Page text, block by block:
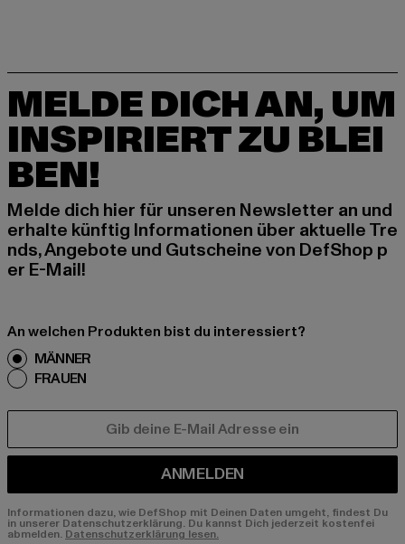
MELDE DICH AN, UM
INSPIRIERT ZU BLEI
BEN!
Melde dich hier für unseren Newsletter an und
erhalte künftig Informationen über aktuelle Tre
nds, Angebote und Gutscheine von DefShop p
er E-Mail!
An welchen Produkten bist du interessiert?
MÄNNER
FRAUEN
ANMELDEN
Informationen dazu, wie DefShop mit Deinen Daten umgeht, findest Du
in unserer Datenschutzerklärung. Du kannst Dich jederzeit kostenfei
abmelden. Datenschutzerklärung lesen.